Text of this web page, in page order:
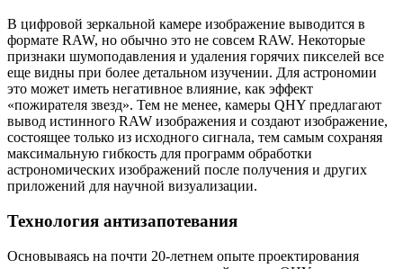
В цифровой зеркальной камере изображение выводится в
формате RAW, но обычно это не совсем RAW. Некоторые
признаки шумоподавления и удаления горячих пикселей все
еще видны при более детальном изучении. Для астрономии
это может иметь негативное влияние, как эффект
«пожирателя звезд». Тем не менее, камеры QHY предлагают
вывод истинного RAW изображения и создают изображение,
состоящее только из исходного сигнала, тем самым сохраняя
максимальную гибкость для программ обработки
астрономических изображений после получения и других
приложений для научной визуализации.
Технология антизапотевания
Основываясь на почти 20-летнем опыте проектирования